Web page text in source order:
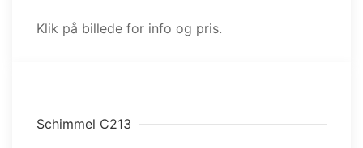
Klik på billede for info og pris.
Schimmel C213